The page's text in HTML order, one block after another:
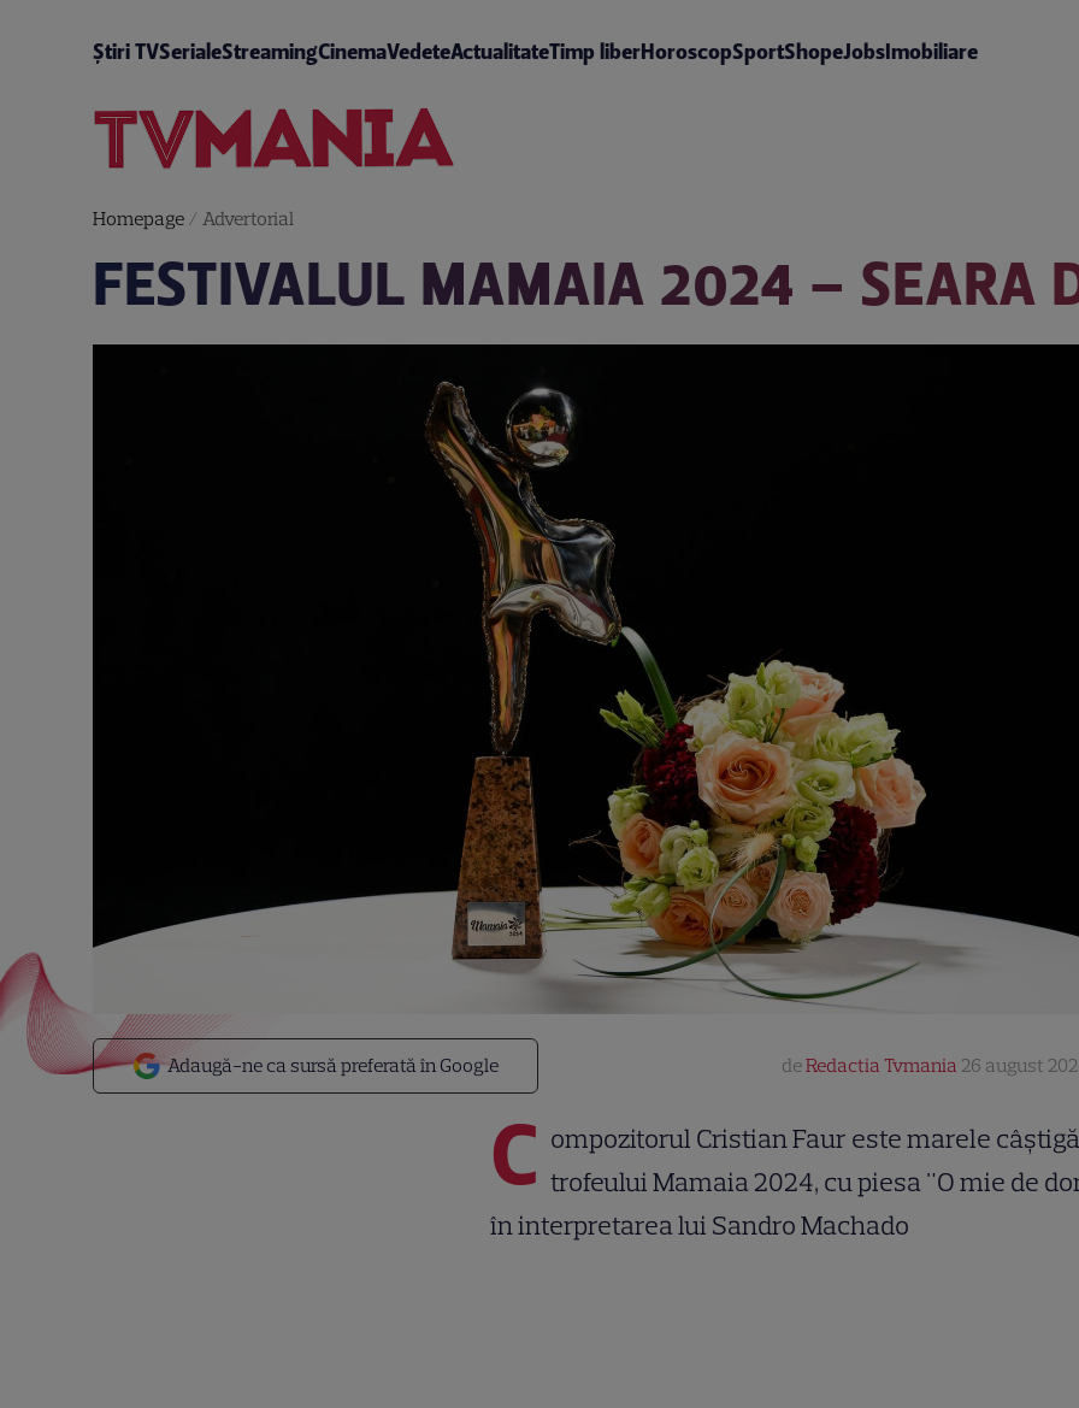
Știri TVSerialeStreamingCinemaVedeteActualitateTimp liberHoroscopSportShopeJobsImobiliare
Homepage/ Advertorial
FESTIVALUL MAMAIA 2024 – SEARA
Adaugă-ne ca sursă preferată în Google deRedactia Tvmania 26 august
C ompozitorul Cristian Faur este marele
trofeului Mamaia 2024, cu piesa "O mie de
în interpretarea lui Sandro Machado